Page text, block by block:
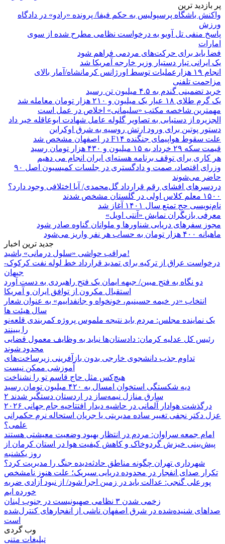
پر بازدید ترین
واکنش باشگاه پرسپولیس به حکم فیفا/ پرونده «رادو» در دادگاه
ورزش
پاسخ منفی تل آویو به درخواست نظامی مطرح شده از سوی
امارات
فضا باید برای حرکت‌های مردمی فراهم شود
یک ایرانی تبار دستیار وزیر خارجه آمریکا شد
انجام ۱۹ هزارعملیات توسط اورژانس کرمانشاه/آمار بالای
مزاحمت تلفنی
خرید تضمینی گندم به ۴.۵ میلیون تن رسید
یک گرم طلای ۱۸ عیار یک میلیون و ۲۱۰ هزار تومان معامله شد
مهمترین شاخصه مکتب «سلیمانی» اخلاص در عمل است
الجزیره از دستیابی به تصاویر گلوله عامل شهادت ابوعاقله خبر داد
دستور پوتین برای ورود ارتش روسیه به شرق اوکراین
علت سقوط هواپیمای جنگنده F۱۴ در اصفهان مشخص شد
قیمت سکه ۲۹ خرداد به ۱۵ میلیون و ۴۳۰ هزار تومان رسید
هر کاری برای توقف برنامه هسته‌ای ایران انجام می دهیم
وزرای اقتصاد، صمت و دادگستری در جلسات کمیسیون اصل ۹۰
حاضر می‌شوند
دردسرهای افشای رقم قرارداد گل‌محمدی/ آیا اختلافی وجود دارد؟
۱۵۰۰ معلم کلاس اولی در گلستان مشخص شدند
نام‌نویسی حج تمتع سال ۱۴۰۱ آغاز شد
معرفی بازیگران نمایش «آنتی اویل»
مجوز سفرهای دریایی شناورها و ملوانان گناوه صادر شود
ماهیانه ۴۰۰ هزار تومان به حساب هر نفر واریز می‌شود
جدید ترین اخبار
مراقب حواشی «سلول درمانی» باشید!
درخواست عراق از ترکیه برای تمدید قرارداد خط لوله نفت کرکوک-
جیهان
دو نگاه به فتح مبین/ جبهه ایمان یک فتح راهبردی به دست آورد
استقبال مکرون از توافق ایران و آمریکا
انتخاب «در خیمه حسینیم، خونخواه و جانفداییم» به عنوان شعار
سال هیئت ها
یک نماینده مجلس: مردم باید نتیجه ملموس پروژه کمربندی قلعه‌نو
را ببینند
رئیس کل عدلیه کرمان: دادستان‌ها نباید به وظایف معمول قضایی
محدود شوند
تداوم جذب دانشجوی خارجی بدون بازآفرینی زیرساخت‌های
آموزشی ممکن نیست
هیچ‌کس مثل حاج قاسم تو را نشناخت
دیه شکستگی استخوان امسال به ۴۲۰ میلیون تومان رسید
۲ سارق منازل نیمه‌ساز در اردستان دستگیر شدند
درگذشت هوادار آلمانی در حاشیه دیدار افتتاحیه جام جهانی ۲۰۲۶
عزل دکتر نجفی تغییر ساده مدیریتی یا جریان استحاله نرم حکمرانی
علمی؟
امام جمعه سراوان: مردم در انتظار بهبود وضعیت معیشتی هستند
پیش‌بینی خیزش گردوخاک و کاهش کیفیت هوا در استان کرمان از
روز یکشنبه
شهرداری تهران چگونه مناطق حادثه‌دیده جنگ را مدیریت کرد؟
تکرار صدای انفجار در محدوده دریایی سیریک؛ علت هنوز نامشخص
پورعلی گنجی: عدالت باید در زمین اجرا شود/ از نبود آزادی ضربه
خورده ایم
زخمی شدن ۳ نظامی صهیونیست در جنوب لبنان
صداهای شنیده‌شده در شرق اصفهان ناشی از انفجارهای کنترل‌شده
است
وب گردی
تبلیغات متنی